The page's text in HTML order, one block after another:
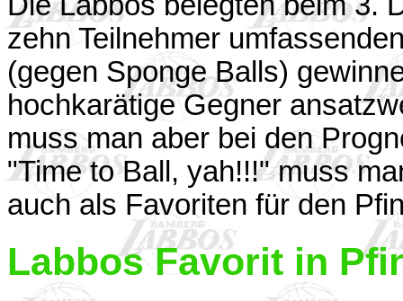
zehn Teilnehmer
(gegen Sponge Balls)
hochkarätige Gegner
muss man aber bei den
"Time to Ball, yah!!!" muss
auch als Favoriten für den
Labbos Favorit in